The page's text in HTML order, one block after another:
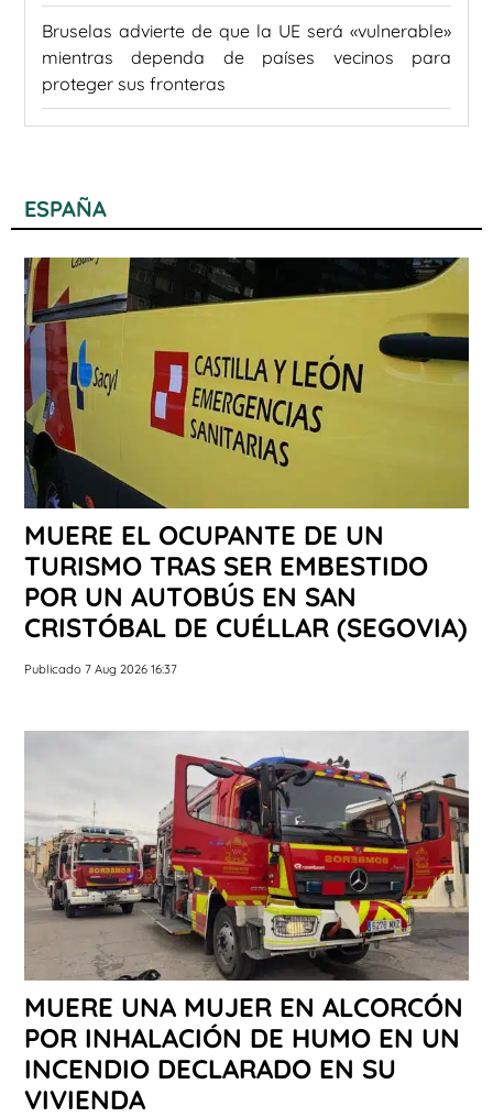
Bruselas advierte de que la UE será «vulnerable»
mientras dependa de países vecinos para
proteger sus fronteras
ESPAÑA
MUERE EL OCUPANTE DE UN
TURISMO TRAS SER EMBESTIDO
POR UN AUTOBÚS EN SAN
CRISTÓBAL DE CUÉLLAR (SEGOVIA)
Publicado 7 Aug 2026 16:37
MUERE UNA MUJER EN ALCORCÓN
POR INHALACIÓN DE HUMO EN UN
INCENDIO DECLARADO EN SU
VIVIENDA